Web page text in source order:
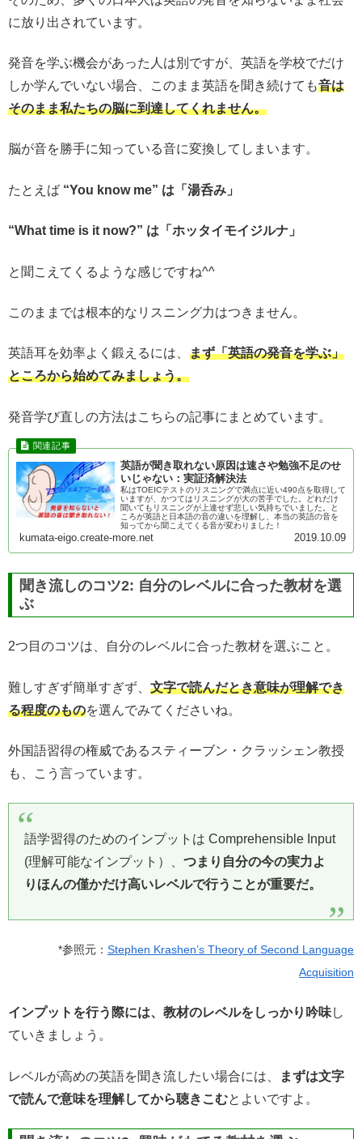
に放り出されています。
発音を学ぶ機会があった人は別ですが、英語を学校でだけ
しか学んでいない場合、このまま英語を聞き続けても音は
そのまま私たちの脳に到達してくれません。
脳が音を勝手に知っている音に変換してしまいます。
たとえば “You know me” は「湯呑み」
“What time is it now?” は「ホッタイモイジルナ」
と聞こえてくるような感じですね^^
このままでは根本的なリスニング力はつきません。
英語耳を効率よく鍛えるには、 まず「英語の発音を学ぶ」
ところから始めてみましょう。
発音学び直しの方法はこちらの記事にまとめています。
英語が聞き取れない原因は速さや勉強不足のせ
いじゃない：実証済解決法
私はTOEICテストのリスニングで満点に近い490点を取得して
いますが、かつてはリスニングが大の苦手でした。どれだけ
聞いてもリスニングが上達せず悲しい気持ちでいました。と
ころが英語と日本語の音の違いを理解し、本当の英語の音を
知ってから聞こえてくる音が変わりました！
kumata-eigo.create-more.net 2019.10.09
聞き流しのコツ2: 自分のレベルに合った教材を選
ぶ
2つ目のコツは、自分のレベルに合った教材を選ぶこと。
難しすぎず簡単すぎず、 文字で読んだとき意味が理解でき
る程度のものを選んでみてくださいね。
外国語習得の権威であるスティーブン・クラッシェン教授
も、こう言っています。
語学習得のためのインプットは Comprehensible Input
(理解可能なインプット）、つまり自分の今の実力よ
りほんの僅かだけ高いレベルで行うことが重要だ。
*参照元： Stephen Krashen’s Theory of Second Language
Acquisition
インプットを行う際には、教材のレベルをしっかり吟味し
ていきましょう。
レベルが高めの英語を聞き流したい場合には、
まずは文字
で読んで意味を理解してから聴きこむとよいですよ。